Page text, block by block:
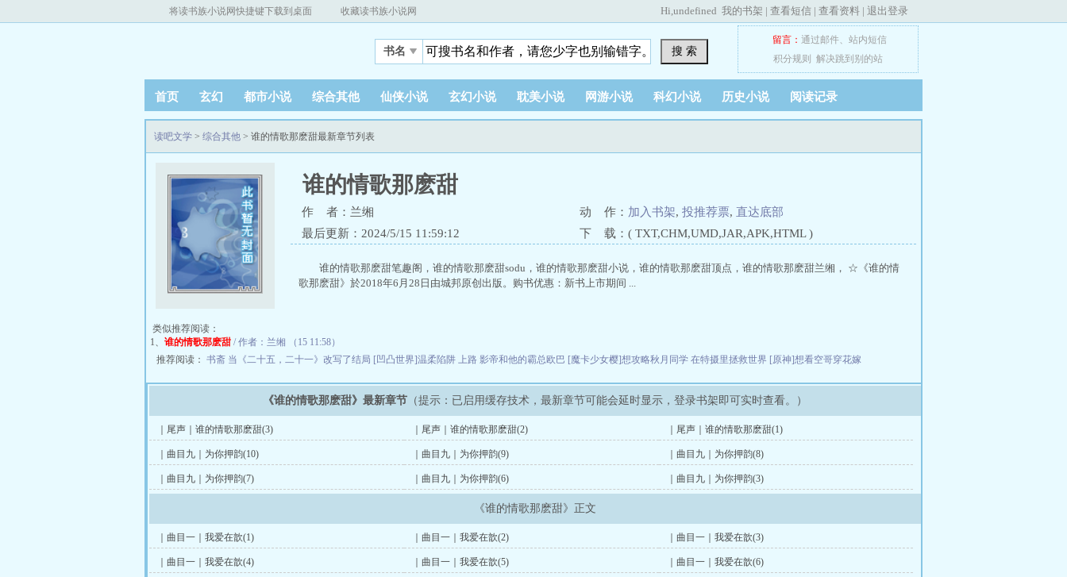
将读书族小说网快捷键下载到桌面 收藏读书族小说网 Hi,undefined 我的书架 | 查看短信 | 查看资料 | 退出登录
书名 搜 索
留言： 通过邮件、 站内短信
积分规则
解决跳到别的站
首页 玄幻 都市小说 综合其他 仙侠小说 玄幻小说 耽美小说 网游小说 科幻小说 历史小说 阅读记录
读吧文学 > 综合其他 > 谁的情歌那麽甜最新章节列表
谁的情歌那麽甜
作 者：兰缃 动 作： 加入书架, 投推荐票, 直达底部
最后更新：2024/5/15 11:59:12
下 载：( TXT,CHM,UMD,JAR,APK,HTML )
谁的情歌那麽甜笔趣阁，谁的情歌那麽甜sodu，谁的情歌那麽甜小说，谁的情歌那麽甜顶点，谁的情歌那麽甜兰缃， ☆《谁的情
歌那麽甜》於2018年6月28日由城邦原创出版。购书优惠：新书上市期间 ...
类似推荐阅读：
1、 谁的情歌那麽甜 / 作者：兰缃 （15 11:58）
推荐阅读： 书斋 当《二十五，二十一》改写了结局 [凹凸世界]温柔陷阱 上路 影帝和他的霸总欧巴 [魔卡少女樱]想攻略秋月同学 在特摄里拯救世界 [原神]想看空哥穿花嫁
《谁的情歌那麽甜》最新章节 （提示：已启用缓存技术，最新章节可能会延时显示，登录书架即可实时查看。）
｜尾声｜谁的情歌那麽甜(3) ｜尾声｜谁的情歌那麽甜(2) ｜尾声｜谁的情歌那麽甜(1)
｜曲目九｜为你押韵(10) ｜曲目九｜为你押韵(9) ｜曲目九｜为你押韵(8)
｜曲目九｜为你押韵(7) ｜曲目九｜为你押韵(6) ｜曲目九｜为你押韵(3)
《谁的情歌那麽甜》正文
｜曲目一｜我爱在歆(1) ｜曲目一｜我爱在歆(2) ｜曲目一｜我爱在歆(3)
｜曲目一｜我爱在歆(4) ｜曲目一｜我爱在歆(5) ｜曲目一｜我爱在歆(6)